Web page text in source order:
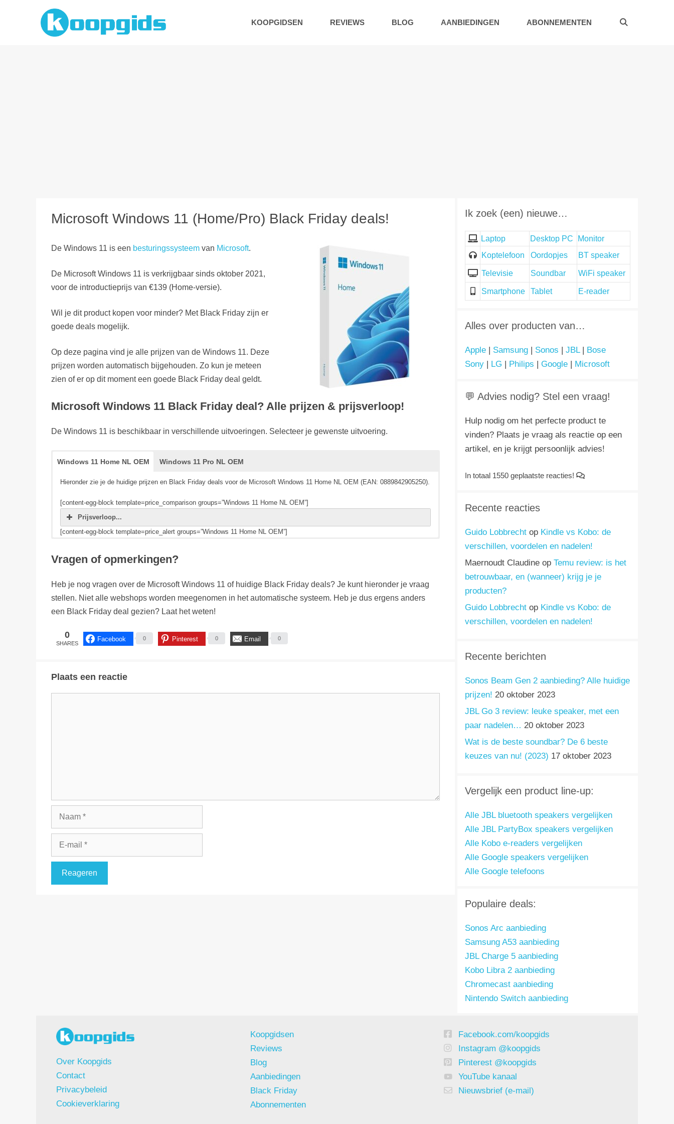
KOOPGIDSEN REVIEWS BLOG AANBIEDINGEN ABONNEMENTEN
Microsoft Windows 11 (Home/Pro) Black Friday deals!
De Windows 11 is een besturingssysteem van Microsoft.
De Microsoft Windows 11 is verkrijgbaar sinds oktober 2021,
voor de introductieprijs van €139 (Home-versie).
Wil je dit product kopen voor minder? Met Black Friday zijn er
goede deals mogelijk.
Op deze pagina vind je alle prijzen van de Windows 11. Deze
prijzen worden automatisch bijgehouden. Zo kun je meteen
zien of er op dit moment een goede Black Friday deal geldt.
Microsoft Windows 11 Black Friday deal? Alle prijzen & prijsverloop!
De Windows 11 is beschikbaar in verschillende uitvoeringen. Selecteer je gewenste uitvoering.
Windows 11 Home NL OEM Windows 11 Pro NL OEM
Hieronder zie je de huidige prijzen en Black Friday deals voor de Microsoft Windows 11 Home NL OEM (EAN: 0889842905250).
[content-egg-block template=price_comparison groups=”Windows 11 Home NL OEM”]
Prijsverloop...
[content-egg-block template=price_alert groups=”Windows 11 Home NL OEM”]
[content-egg-block template=price_comparison groups=”Windows 11 Pro NL OEM”]
Vragen of opmerkingen?
Heb je nog vragen over de Microsoft Windows 11 of huidige Black Friday deals? Je kunt hieronder je vraag
stellen. Niet alle webshops worden meegenomen in het automatische systeem. Heb je dus ergens anders
een Black Friday deal gezien? Laat het weten!
0
SHARES
Facebook 0 Pinterest 0 Email 0
Plaats een reactie
Naam
Ik zoek (een) nieuwe…
Laptop Desktop PC
Monitor
Koptelefoon
Oordopjes BT speaker
Televisie Soundbar WiFi speaker
Smartphone Tablet E-reader
Alles over producten van…
Apple | Samsung | Sonos | JBL| Bose
Sony | LG | Philips | Google | Microsoft
💬 Advies nodig? Stel een vraag!
Hulp nodig om het perfecte product te
vinden? Plaats je vraag als reactie op een
artikel, en je krijgt persoonlijk advies!
In totaal 1550 geplaatste reacties!
Recente reacties
Guido Lobbrecht op Kindle vs Kobo: de
verschillen, voordelen en nadelen!
Maernoudt Claudine op Temu review: is het
betrouwbaar, en (wanneer) krijg je je
producten?
Guido Lobbrecht op Kindle vs Kobo: de
verschillen, voordelen en nadelen!
Recente berichten
Sonos Beam Gen 2 aanbieding? Alle huidige
prijzen! 20 oktober 2023
JBL Go 3 review: leuke speaker, met een
paar nadelen… 20 oktober 2023
Wat is de beste soundbar? De 6 beste
keuzes van nu! (2023) 17 oktober 2023
Vergelijk een product line-up:
Alle JBL bluetooth speakers vergelijken
Alle JBL PartyBox speakers vergelijken
Alle Kobo e-readers vergelijken
Alle Google speakers vergelijken
Alle Google telefoons
Populaire deals:
Sonos Arc aanbieding
Samsung A53 aanbieding
JBL Charge 5 aanbieding
Kobo Libra 2 aanbieding
Chromecast aanbieding
Nintendo Switch aanbieding
Over Koopgids
Contact
Privacybeleid
Cookieverklaring
Koopgidsen
Reviews
Blog
Aanbiedingen
Black Friday
Abonnementen
Facebook.com/koopgids
Instagram @koopgids
Pinterest @koopgids
YouTube kanaal
Nieuwsbrief (e-mail)